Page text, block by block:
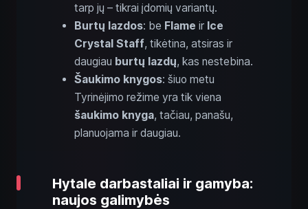
tarp jų – tikrai įdomių variantų.
Burtų lazdos: be Flame ir Ice
Crystal Staff, tikėtina, atsiras ir
daugiau burtų lazdų, kas nestebina.
Šaukimo knygos: šiuo metu
Tyrinėjimo režime yra tik viena
šaukimo knyga, tačiau, panašu,
planuojama ir daugiau.
Hytale darbastaliai ir gamyba:
naujos galimybės